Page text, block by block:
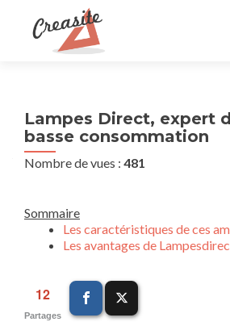
Lampes Direct, expert
basse consommation
Nombre de vues : 481
Sommaire
Les caractéristiques de ces
Les avantages de
12
Partages